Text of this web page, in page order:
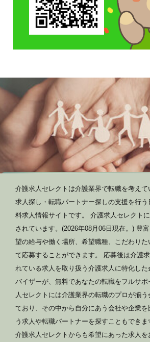
介護求人セレクトは介護業界で転職を考えて
求人探し・転職パートナー探しの支援を行
料求人情報サイトです。 介護求人セレクト
されています。(2026年08月06日現在。) 豊
望の給与や働く場所、希望職種、こだわりた
て応募することができます。 応募後は介護
れている求人を取り扱う介護求人に特化し
バイザーが、無料であなたの転職をフルサ
人セレクトには介護業界の転職のプロが揃
ており、その中から自分にあう会社や企業
う求人や転職パートナーを探すこともできま
介護求人セレクトからも希望にあった求人